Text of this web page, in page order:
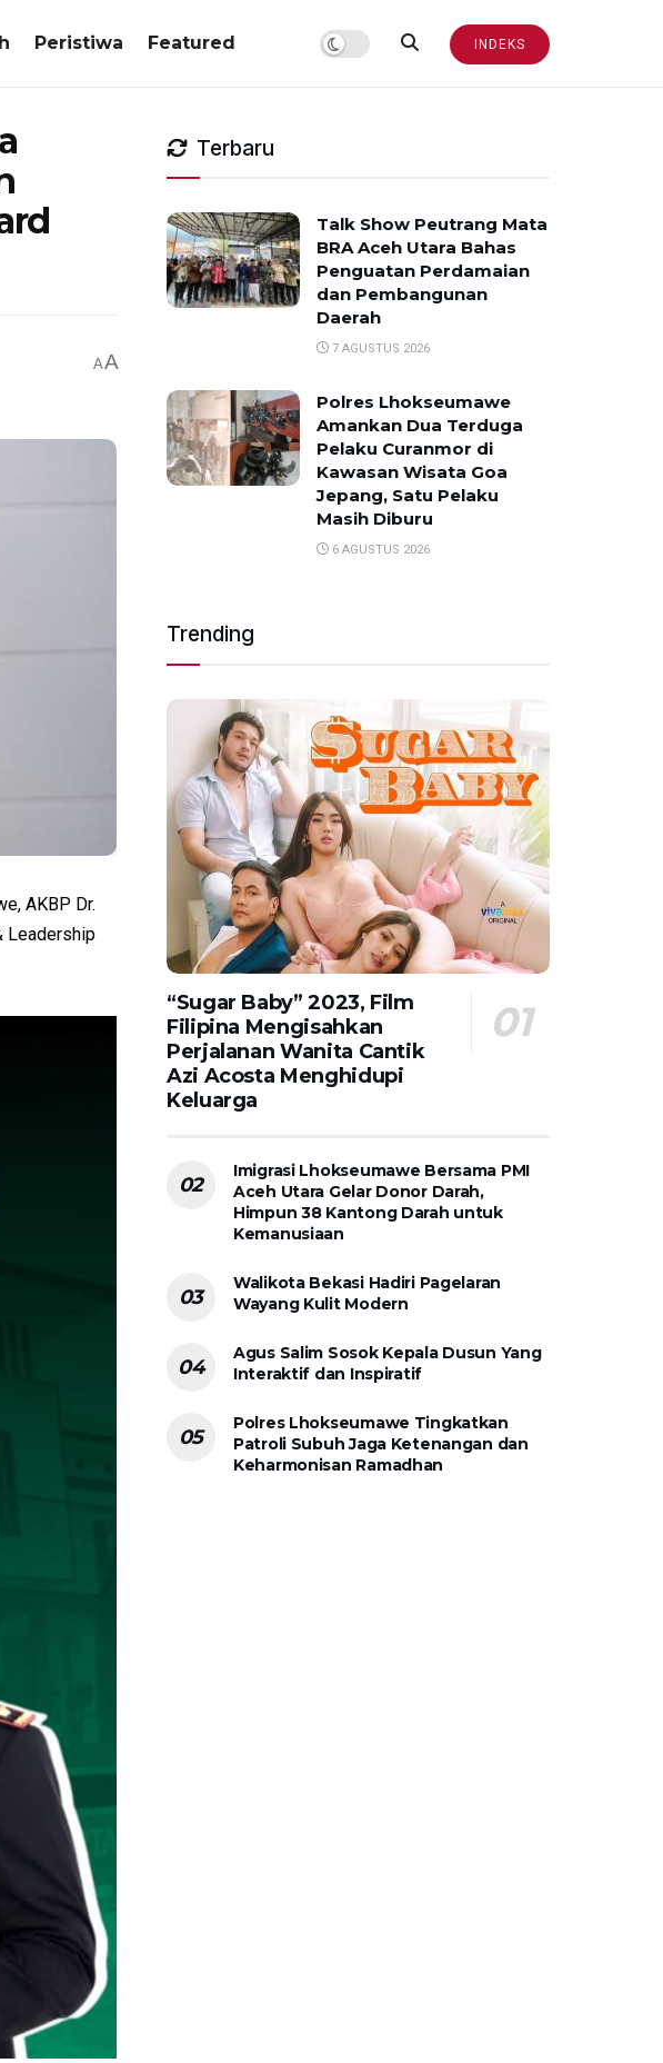
Peristiwa Featured INDEKS
AA
AKBP Dr.
Leadership
Terbaru
Talk Show Peutrang Mata
BRA Aceh Utara Bahas
Penguatan Perdamaian
dan Pembangunan
Daerah
7 AGUSTUS 2026
Polres Lhokseumawe
Amankan Dua Terduga
Pelaku Curanmor di
Kawasan Wisata Goa
Jepang, Satu Pelaku
Masih Diburu
6 AGUSTUS 2026
Trending
“Sugar Baby” 2023, Film
Filipina Mengisahkan
Perjalanan Wanita Cantik
Azi Acosta Menghidupi
Keluarga
Imigrasi Lhokseumawe Bersama PMI
Aceh Utara Gelar Donor Darah,
Himpun 38 Kantong Darah untuk
Kemanusiaan
Walikota Bekasi Hadiri Pagelaran
Wayang Kulit Modern
Agus Salim Sosok Kepala Dusun Yang
Interaktif dan Inspiratif
Polres Lhokseumawe Tingkatkan
Patroli Subuh Jaga Ketenangan dan
Keharmonisan Ramadhan